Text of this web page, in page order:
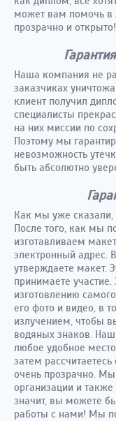
может вам помочь в
прозрачно и открыто!
Наша компания не
заказчиках
клиент получил
специалисты
на них миссии по
Поэтому мы
невозможность
быть абсолютно
Как мы уже
После того, как мы
изготавливаем
электронный адрес.
утверждаете макет.
принимаете
изготовлению
его фото и видео, в
излучением, чтобы
водяных знаков.
любое удобное
затем
очень прозрачно.
организации и
значит, вы можете
работы с нами! Мы